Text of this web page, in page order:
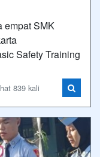
empat SMK
Safety Training
839 kali